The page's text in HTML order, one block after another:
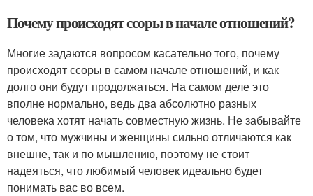
Почему происходят ссоры в начале отношений?
Многие задаются вопросом касательно того, почему
происходят ссоры в самом начале отношений, и как
долго они будут продолжаться. На самом деле это
вполне нормально, ведь два абсолютно разных
человека хотят начать совместную жизнь. Не забывайте
о том, что мужчины и женщины сильно отличаются как
внешне, так и по мышлению, поэтому не стоит
надеяться, что любимый человек идеально будет
понимать вас во всем.